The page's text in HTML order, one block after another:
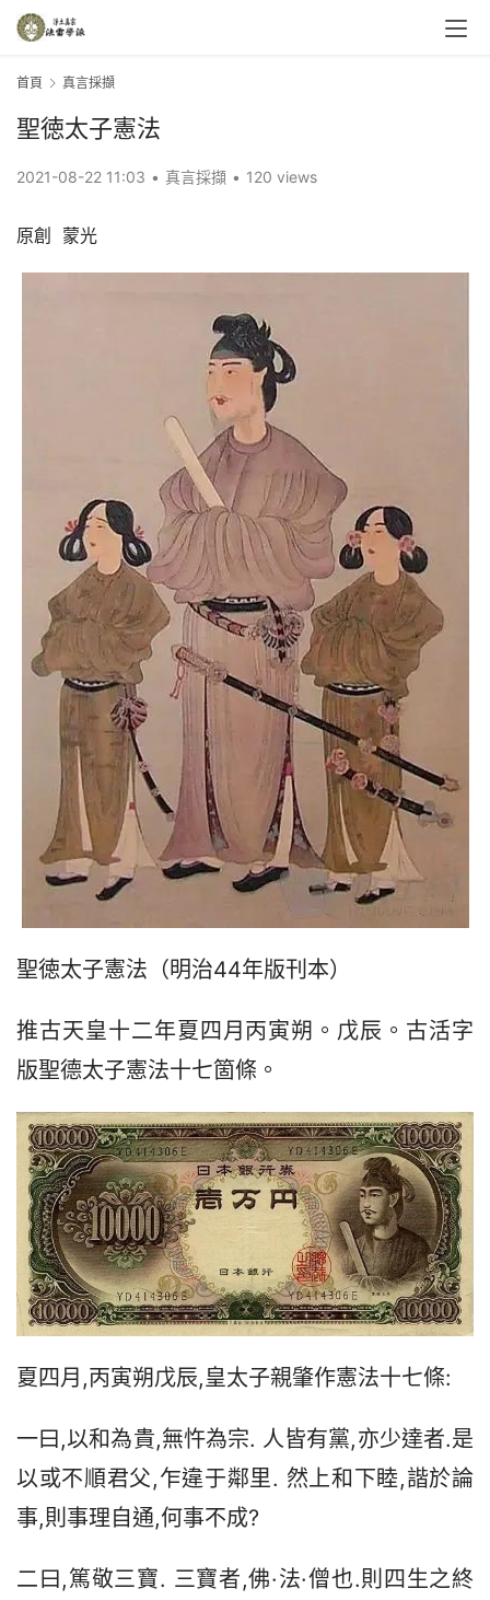
首頁 真言採擷
聖徳太子憲法
2021-08-22 11:03 • 真言採擷 • 120 views
原創  蒙光
聖徳太子憲法（明治44年版刊本）
推古天皇十二年夏四月丙寅朔。戊辰。古活字
版聖德太子憲法十七箇條。
夏四月,丙寅朔戊辰,皇太子親肇作憲法十七條:
一曰,以和為貴,無忤為宗. 人皆有黨,亦少達者.是
以或不順君父,乍違于鄰里. 然上和下睦,諧於論
事,則事理自通,何事不成?
二曰,篤敬三寶. 三寶者,佛·法·僧也.則四生之終